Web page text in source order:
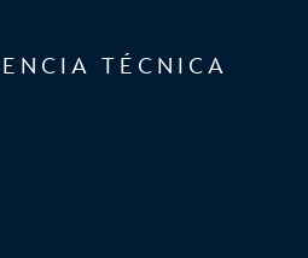
TÉCNICA